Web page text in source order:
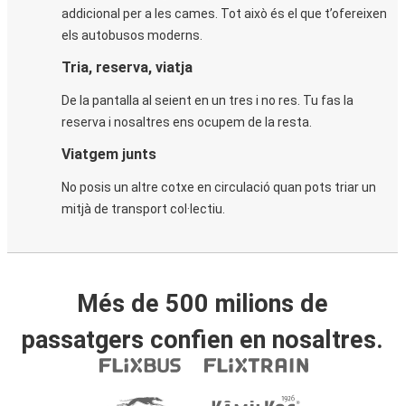
addicional per a les cames. Tot això és el que t’ofereixen
els autobusos moderns.
Tria, reserva, viatja
De la pantalla al seient en un tres i no res. Tu fas la
reserva i nosaltres ens ocupem de la resta.
Viatgem junts
No posis un altre cotxe en circulació quan pots triar un
mitjà de transport col·lectiu.
Més de 500 milions de
passatgers confien en nosaltres.